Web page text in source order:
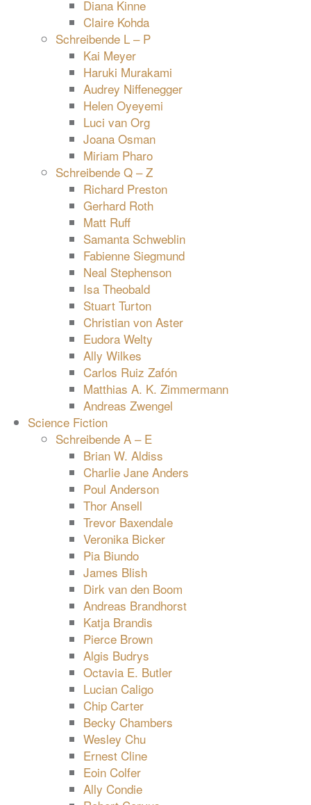
Diana Kinne
Claire Kohda
Schreibende L – P
Kai Meyer
Haruki Murakami
Audrey Niffenegger
Helen Oyeyemi
Luci van Org
Joana Osman
Miriam Pharo
Schreibende Q – Z
Richard Preston
Gerhard Roth
Matt Ruff
Samanta Schweblin
Fabienne Siegmund
Neal Stephenson
Isa Theobald
Stuart Turton
Christian von Aster
Eudora Welty
Ally Wilkes
Carlos Ruiz Zafón
Matthias A. K. Zimmermann
Andreas Zwengel
Science Fiction
Schreibende A – E
Brian W. Aldiss
Charlie Jane Anders
Poul Anderson
Thor Ansell
Trevor Baxendale
Veronika Bicker
Pia Biundo
James Blish
Dirk van den Boom
Andreas Brandhorst
Katja Brandis
Pierce Brown
Algis Budrys
Octavia E. Butler
Lucian Caligo
Chip Carter
Becky Chambers
Wesley Chu
Ernest Cline
Eoin Colfer
Ally Condie